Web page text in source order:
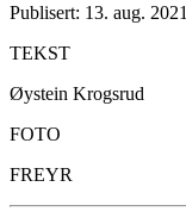
Publisert: 13. aug. 2021
TEKST
Øystein Krogsrud
FOTO
FREYR